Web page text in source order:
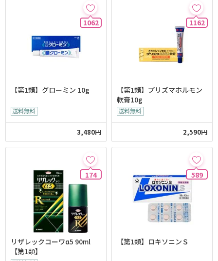
1062
【第1類】グローミン 10g
3,480円
1162
【第1類】プリズマホルモン
軟膏10g
2,590円
174
リザレックコーワα5 90ml
【第1類】
589
【第1類】ロキソニンＳ